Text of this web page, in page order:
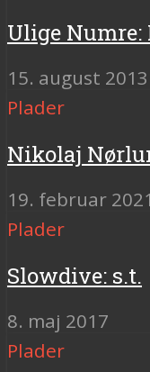
Ulige
15. august 2013
Plader
Nikolaj
19. februar 2021
Plader
Slowdive: s.t.
8. maj 2017
Plader